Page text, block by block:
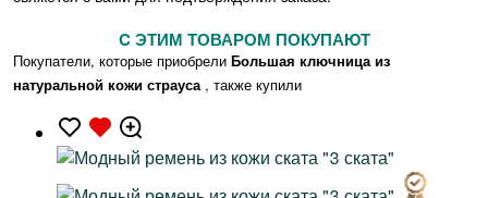
C ЭТИМ ТОВАРОМ ПОКУПАЮТ
Покупатели, которые приобрели Большая ключница из
натуральной кожи страуса , также купили